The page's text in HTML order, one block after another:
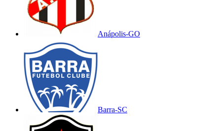
Anápolis-GO
Barra-SC